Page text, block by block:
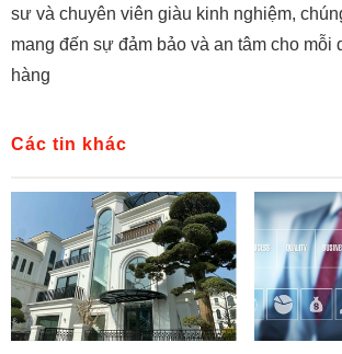
sư và chuyên viên giàu kinh nghiệm,
mang đến sự đảm bảo và an tâm cho mỗi
hàng
Các tin khác